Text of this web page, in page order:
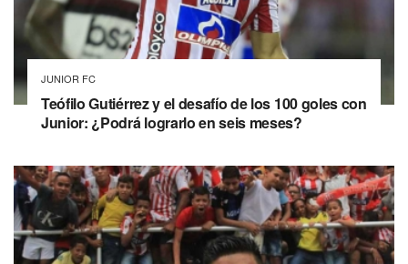
JUNIOR FC
Teófilo Gutiérrez y el desafío de los 100 goles con
Junior: ¿Podrá lograrlo en seis meses?